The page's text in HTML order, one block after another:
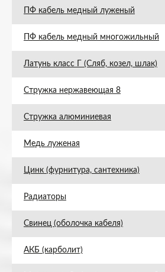
ПФ кабель медный луженый
ПФ кабель медный многожильный
Латунь класс Г (Сляб, козел, шлак)
Стружка нержавеющая 8
Стружка алюминиевая
Медь луженая
Цинк (фурнитура, сантехника)
Радиаторы
Свинец (оболочка кабеля)
АКБ (карболит)